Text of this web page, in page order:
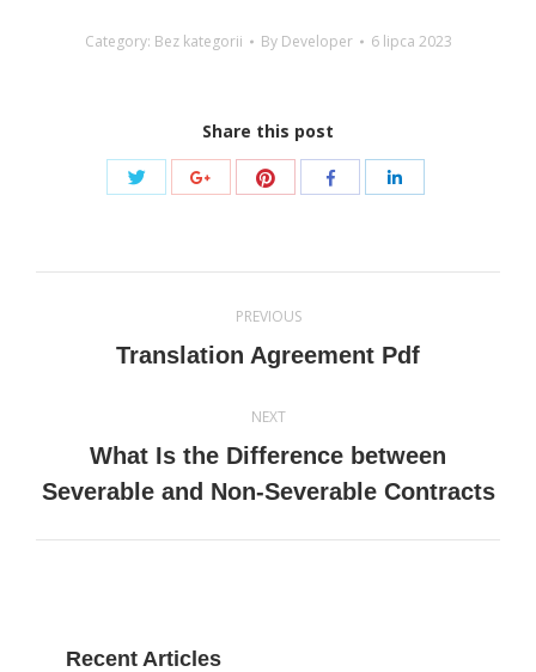
Category: Bez kategorii By Developer 6 lipca 2023
Share this post
Share
Share
navigation
PREVIOUS
Previous
Translation Agreement Pdf
NEXT
Next
post:
What Is the Difference between
Severable and Non-Severable Contracts
Recent Articles